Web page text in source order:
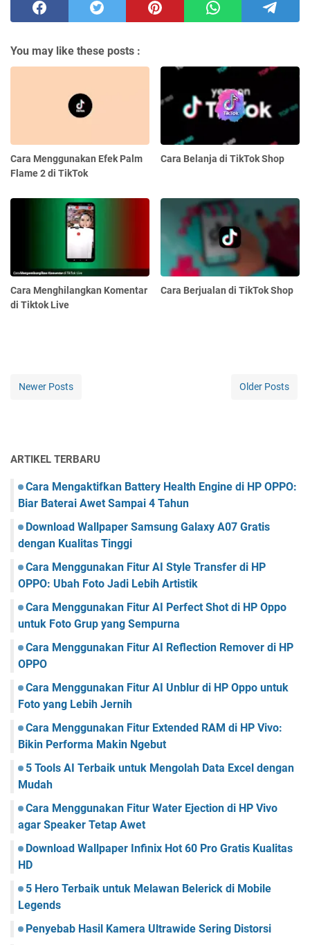
You may like these posts :
Cara Menggunakan Efek Palm
Flame 2 di TikTok
Cara Belanja di TikTok Shop
Cara Menghilangkan Komentar
di Tiktok Live
Cara Berjualan di TikTok Shop
Newer Posts Older Posts
ARTIKEL TERBARU
Cara Mengaktifkan Battery Health Engine di HP OPPO:
Biar Baterai Awet Sampai 4 Tahun
Download Wallpaper Samsung Galaxy A07 Gratis
dengan Kualitas Tinggi
Cara Menggunakan Fitur AI Style Transfer di HP
OPPO: Ubah Foto Jadi Lebih Artistik
Cara Menggunakan Fitur AI Perfect Shot di HP Oppo
untuk Foto Grup yang Sempurna
Cara Menggunakan Fitur AI Reflection Remover di HP
OPPO
Cara Menggunakan Fitur AI Unblur di HP Oppo untuk
Foto yang Lebih Jernih
Cara Menggunakan Fitur Extended RAM di HP Vivo:
Bikin Performa Makin Ngebut
5 Tools AI Terbaik untuk Mengolah Data Excel dengan
Mudah
Cara Menggunakan Fitur Water Ejection di HP Vivo
agar Speaker Tetap Awet
Download Wallpaper Infinix Hot 60 Pro Gratis Kualitas
HD
5 Hero Terbaik untuk Melawan Belerick di Mobile
Legends
Penyebab Hasil Kamera Ultrawide Sering Distorsi